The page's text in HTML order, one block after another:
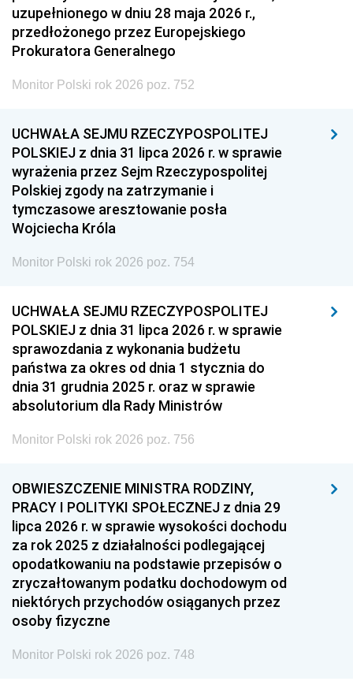
uzupełnionego w dniu 28 maja 2026 r.,
przedłożonego przez Europejskiego
Prokuratora Generalnego
Monitor Polski rok 2026 poz. 752
UCHWAŁA SEJMU RZECZYPOSPOLITEJ
POLSKIEJ z dnia 31 lipca 2026 r. w sprawie
wyrażenia przez Sejm Rzeczypospolitej
Polskiej zgody na zatrzymanie i
tymczasowe aresztowanie posła
Wojciecha Króla
Monitor Polski rok 2026 poz. 754
UCHWAŁA SEJMU RZECZYPOSPOLITEJ
POLSKIEJ z dnia 31 lipca 2026 r. w sprawie
sprawozdania z wykonania budżetu
państwa za okres od dnia 1 stycznia do
dnia 31 grudnia 2025 r. oraz w sprawie
absolutorium dla Rady Ministrów
Monitor Polski rok 2026 poz. 756
OBWIESZCZENIE MINISTRA RODZINY,
PRACY I POLITYKI SPOŁECZNEJ z dnia 29
lipca 2026 r. w sprawie wysokości dochodu
za rok 2025 z działalności podlegającej
opodatkowaniu na podstawie przepisów o
zryczałtowanym podatku dochodowym od
niektórych przychodów osiąganych przez
osoby fizyczne
Monitor Polski rok 2026 poz. 748